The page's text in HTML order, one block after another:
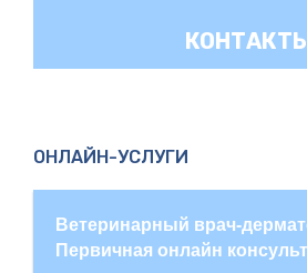
ОНЛАЙН-УСЛУГИ
Ветеринарный врач-
Первичная онлайн